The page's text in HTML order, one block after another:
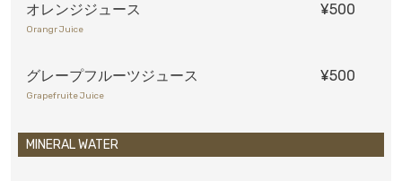
オレンジジュース ¥500
Orangr Juice
グレープフルーツジュース ¥500
Grapefruite Juice
MINERAL WATER